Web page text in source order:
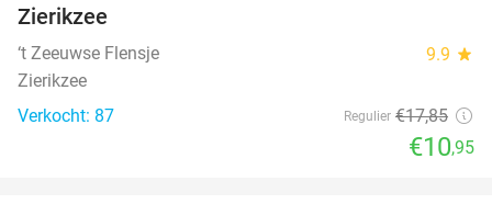
Zierikzee
‘t Zeeuwse Flensje 9.9 star
Zierikzee
Verkocht: 87
Regulier €17,85
€10,95